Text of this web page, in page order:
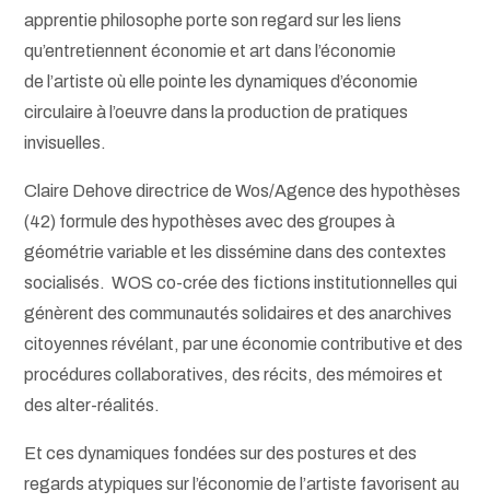
apprentie philosophe porte son regard sur les liens
qu’entretiennent économie et art dans l’économie
de l’artiste où elle pointe les dynamiques d’économie
circulaire à l’oeuvre dans la production de pratiques
invisuelles.
Claire Dehove directrice de Wos/Agence des hypothèses
(42) formule des hypothèses avec des groupes à
géométrie variable et les dissémine dans des contextes
socialisés. WOS co-crée des fictions institutionnelles qui
génèrent des communautés solidaires et des anarchives
citoyennes révélant, par une économie contributive et des
procédures collaboratives, des récits, des mémoires et
des alter-réalités.
Et ces dynamiques fondées sur des postures et des
regards atypiques sur l’économie de l’artiste favorisent au